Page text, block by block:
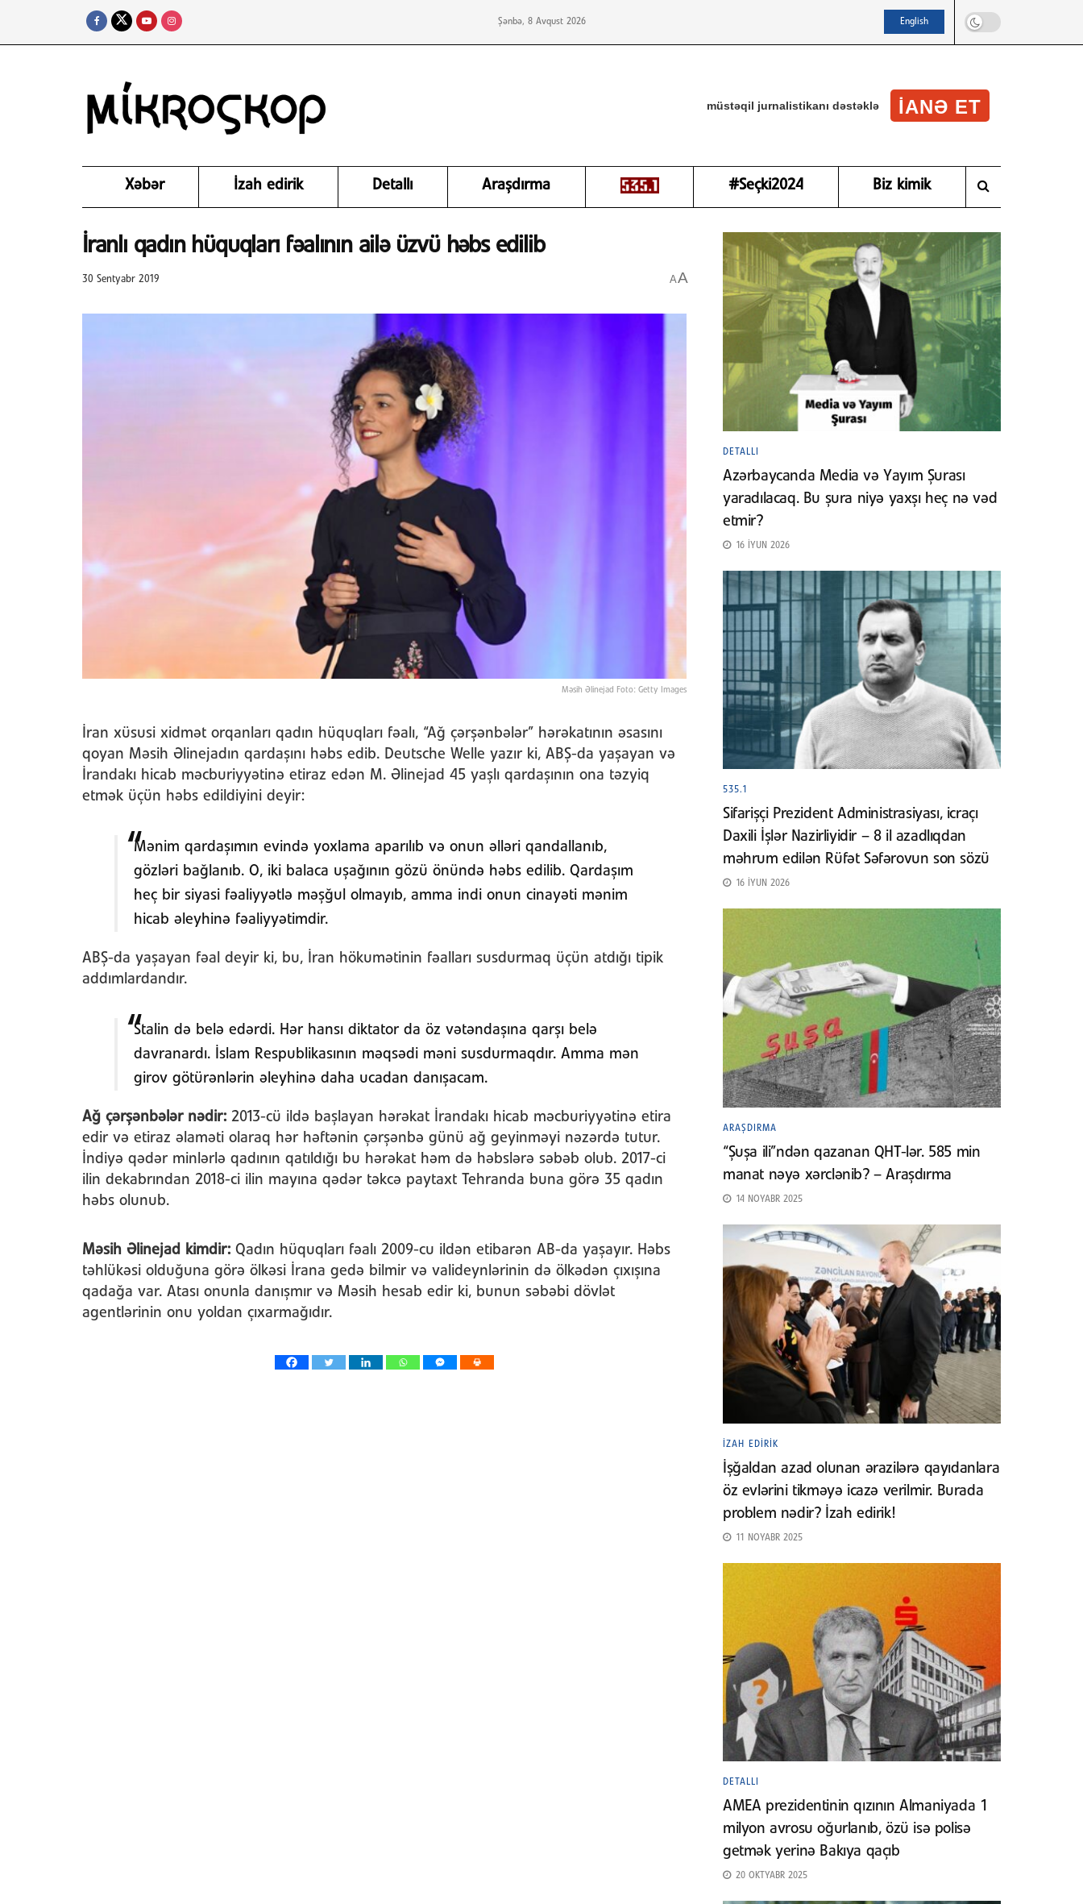
Şənbə, 8 Avqust 2026 English
müstəqil jurnalistikanı dəstəklə IANƏ ET
Xəbər İzah edirik Detallı Araşdırma #Seçki2024 Biz kimik
İranlı qadın hüquqları fəalının ailə üzvü həbs edilib
30 Sentyabr 2019 AA
Məsih Əlinejad Foto: Getty Images
İran xüsusi xidmət orqanları qadın hüquqları fəalı, “Ağ çərşənbələr” hərəkatının əsasını
qoyan Məsih Əlinejadın qardaşını həbs edib. Deutsche Welle yazır ki, ABŞ-da yaşayan və
İrandakı hicab məcburiyyətinə etiraz edən M. Əlinejad 45 yaşlı qardaşının ona təzyiq
etmək üçün həbs edildiyini deyir:
Mənim qardaşımın evində yoxlama aparılıb və onun əlləri qandallanıb,
gözləri bağlanıb. O, iki balaca uşağının gözü önündə həbs edilib. Qardaşım
heç bir siyasi fəaliyyətlə məşğul olmayıb, amma indi onun cinayəti mənim
hicab əleyhinə fəaliyyətimdir.
ABŞ-da yaşayan fəal deyir ki, bu, İran hökumətinin fəalları susdurmaq üçün atdığı tipik
addımlardandır.
Stalin də belə edərdi. Hər hansı diktator da öz vətəndaşına qarşı belə
davranardı. İslam Respublikasının məqsədi məni susdurmaqdır. Amma mən
girov götürənlərin əleyhinə daha ucadan danışacam.
Ağ çərşənbələr nədir: 2013-cü ildə başlayan hərəkat İrandakı hicab məcburiyyətinə etira
edir və etiraz əlaməti olaraq hər həftənin çərşənbə günü ağ geyinməyi nəzərdə tutur.
İndiyə qədər minlərlə qadının qatıldığı bu hərəkat həm də həbslərə səbəb olub. 2017-ci
ilin dekabrından 2018-ci ilin mayına qədər təkcə paytaxt Tehranda buna görə 35 qadın
həbs olunub.
Məsih Əlinejad kimdir: Qadın hüquqları fəalı 2009-cu ildən etibarən AB-da yaşayır. Həbs
təhlükəsi olduğuna görə ölkəsi İrana gedə bilmir və valideynlərinin də ölkədən çıxışına
qadağa var. Atası onunla danışmır və Məsih hesab edir ki, bunun səbəbi dövlət
agentlərinin onu yoldan çıxarmağıdır.
DETALLI
Azərbaycanda Media və Yayım Şurası
yaradılacaq. Bu şura niyə yaxşı heç nə vəd
etmir?
16 İYUN 2026
535.1
Sifarişçi Prezident Administrasiyası, icraçı
Daxili İşlər Nazirliyidir – 8 il azadlıqdan
məhrum edilən Rüfət Səfərovun son sözü
16 İYUN 2026
ARAŞDIRMA
“Şuşa ili”ndən qazanan QHT-lər. 585 min
manat nəyə xərclənib? – Araşdırma
14 NOYABR 2025
İZAH EDIRIK
İşğaldan azad olunan ərazilərə qayıdanlara
öz evlərini tikməyə icazə verilmir. Burada
problem nədir? İzah edirik!
11 NOYABR 2025
DETALLI
AMEA prezidentinin qızının Almaniyada 1
milyon avrosu oğurlanıb, özü isə polisə
getmək yerinə Bakıya qaçıb
20 OKTYABR 2025